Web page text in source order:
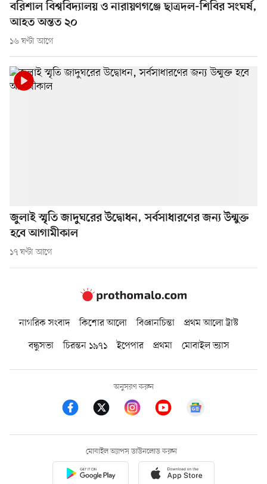
বরিশাল বিশ্ববিদ্যালয় ও নারায়ণগঞ্জে ছাত্রদল-শিবির সংঘর্ষ,
আহত অন্তত ২০
১৬ ঘণ্টা আগে
জুলাই স্মৃতি জাদুঘরের উদ্বোধন, সর্বসাধারণের জন্য উন্মুক্ত
হবে আগামীকাল
১৭ ঘণ্টা আগে
নাগরিক সংবাদ কিশোর আলো বিজ্ঞানচিন্তা
প্রথম আলো ট্রাস্ট
বন্ধুসভা
চিরন্তন ১৯৭১ ইপেপার প্রথমা মোবাইল ভ্যাস
অনুসরণ করুন
মোবাইল অ্যাপস ডাউনলোড করুন